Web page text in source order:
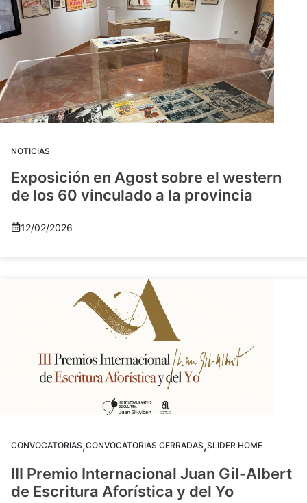
NOTICIAS
Exposición en Agost sobre el western
de los 60 vinculado a la provincia
12/02/2026
CONVOCATORIAS,CONVOCATORIAS CERRADAS,SLIDER HOME
III Premio Internacional Juan Gil-Albert
de Escritura Aforística y del Yo